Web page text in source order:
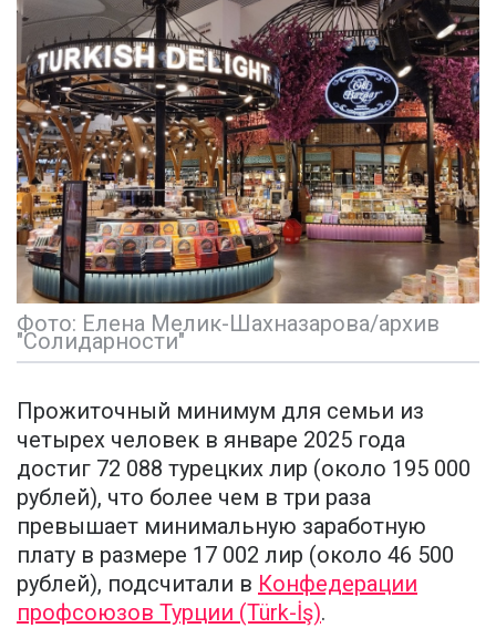
Фото: Елена Мелик-Шахназарова/архив
"Солидарности"
Прожиточный минимум для семьи из
четырех человек в январе 2025 года
достиг 72 088 турецких лир (около 195 000
рублей), что более чем в три раза
превышает минимальную заработную
плату в размере 17 002 лир (около 46 500
рублей), подсчитали в Конфедерации
профсоюзов Турции (Türk-İş).